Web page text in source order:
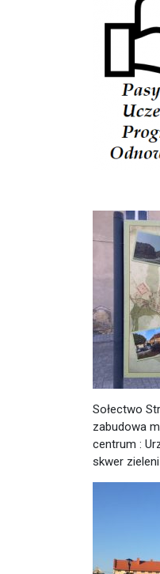
Sołectwo
zabudowa
centrum :
skwer